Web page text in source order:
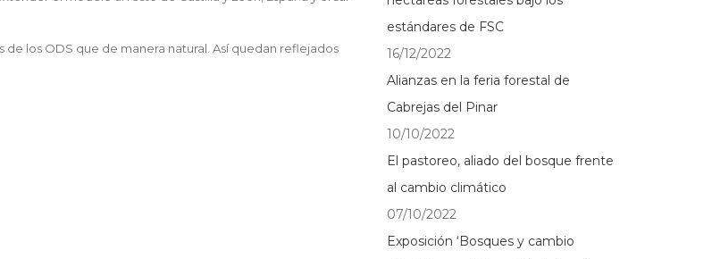
los ODS que de manera natural. Así quedan reflejados
estándares de FSC
16/12/2022
Alianzas en la feria forestal de
Cabrejas del Pinar
10/10/2022
El pastoreo, aliado del bosque frente
al cambio climático
07/10/2022
Exposición ‘Bosques y cambio